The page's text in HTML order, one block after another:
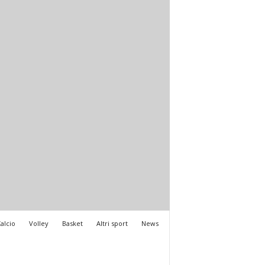
Volley Basket Altri sport News